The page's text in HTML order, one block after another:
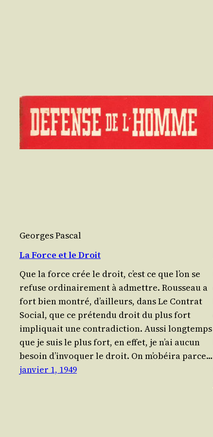
Georges Pascal
La Force et le Droit
Que la force crée le droit, c’est ce que l’on se
refuse ordi­nai­re­ment à admettre. Rous­seau a
fort bien mon­tré, d’ailleurs, dans Le Contrat
Social, que ce pré­ten­du droit du plus fort
impli­quait une contra­dic­tion. Aus­si long­temps
que je suis le plus fort, en effet, je n’ai aucun
besoin d’invoquer le droit. On m’obéira parce…
janvier 1, 1949